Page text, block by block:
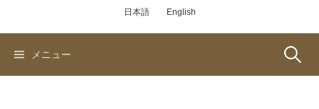
日本語 English
メニュー 検